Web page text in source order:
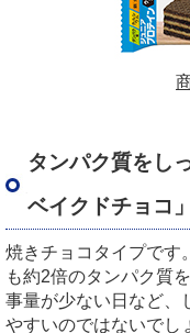
タンパク質をし
ベイクドチョコ」
焼きチョコタイプです
も約2倍のタンパク質
事量が少ない日など、
やすいのではないでし